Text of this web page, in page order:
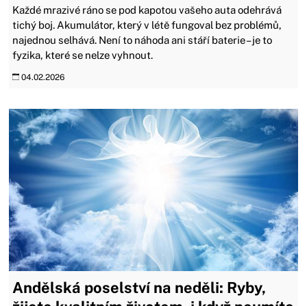
Každé mrazivé ráno se pod kapotou vašeho auta odehrává
tichý boj. Akumulátor, který v létě fungoval bez problémů,
najednou selhává. Není to náhoda ani stáří baterie – je to
fyzika, které se nelze vyhnout.
04.02.2026
Andělská poselství na neděli: Ryby,